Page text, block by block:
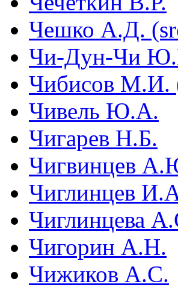
Чешко А.Д.
Чи-Дун-Чи
Чибисов М.И.
Чивель Ю.А.
Чигарев Н.Б.
Чигвинцев
Чиглинцев
Чиглинцева
Чигорин А.Н.
Чижиков А.С.